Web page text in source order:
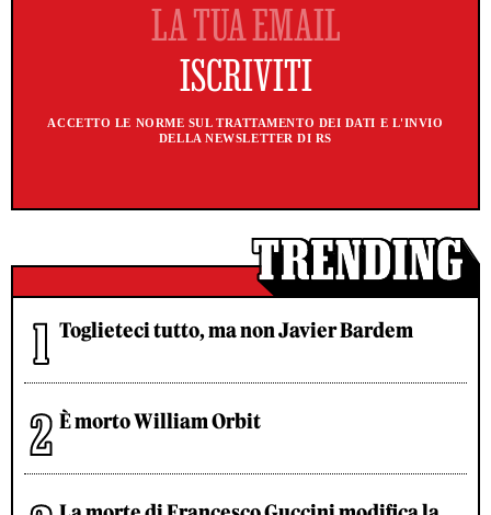
ACCETTO LE NORME SUL TRATTAMENTO DEI DATI E L'INVIO
DELLA NEWSLETTER DI RS
Toglieteci tutto, ma non Javier Bardem
È morto William Orbit